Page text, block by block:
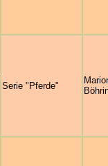
Serie "Pferde"